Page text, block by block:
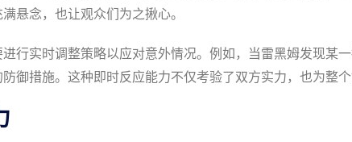
悬念，也让观众们为之揪心。
行实时调整策略以应对意外情况。例如，当雷黑姆发现某
御措施。这种即时反应能力不仅考验了双方实力，也为整个